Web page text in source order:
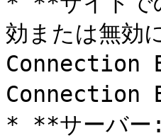
効または無効
Connection
Connection
* **サーバー